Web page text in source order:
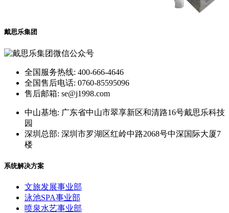
戴思乐集团
全国服务热线: 400-666-4646
全国售后电话: 0760-85595096
售后邮箱: se@j1998.com
中山基地: 广东省中山市翠享新区和清路16号戴思乐科技
园
深圳总部: 深圳市罗湖区红岭中路2068号中深国际大厦7
楼
系统解决方案
文旅发展事业部
泳池SPA事业部
喷泉水艺事业部